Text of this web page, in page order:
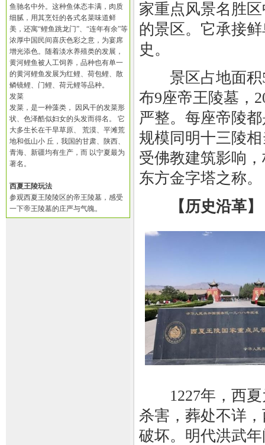
鱼驰名中外。这种鱼体态丰满，肉质
细腻，用其烹饪的各式名菜味道鲜
美，还寓“鲤鱼跳龙门”、“连年有余”等
浓厚中国民间喜庆色彩之意，为宴席
增光添色。随着淡水养殖类的发展，
黄河鲤鱼被人工饲养，品种也有单一
的黄河鲤鱼发展为红鲤、荷包鲤、散
鳞镜鲤、门鲤、荷元鲤等品种。
发菜
发菜，是一种藻类， 因风干的发菜形
状、色泽酷似妇女的头发而得名。 它
大多生长在干旱草原、 荒漠、平滩荒
地和低山小 丘，我国的甘肃、陕西、
青海、新疆均有生产，而 以宁夏最为
著名。
西夏王陵玩法
参观西夏王陵陵区的帝王陵墓，感受
一下帝王陵墓的庄严与气魄。
家重点风景名胜
的景区。它承接
史。
景区占地面积
布9座帝王陵墓，
严整。每座帝陵
规模同明十三陵
受佛教建筑影响
东方金字塔之称。
【历史沿革】
1227年，西夏
杀害，葬处不详
破坏。明代洪武